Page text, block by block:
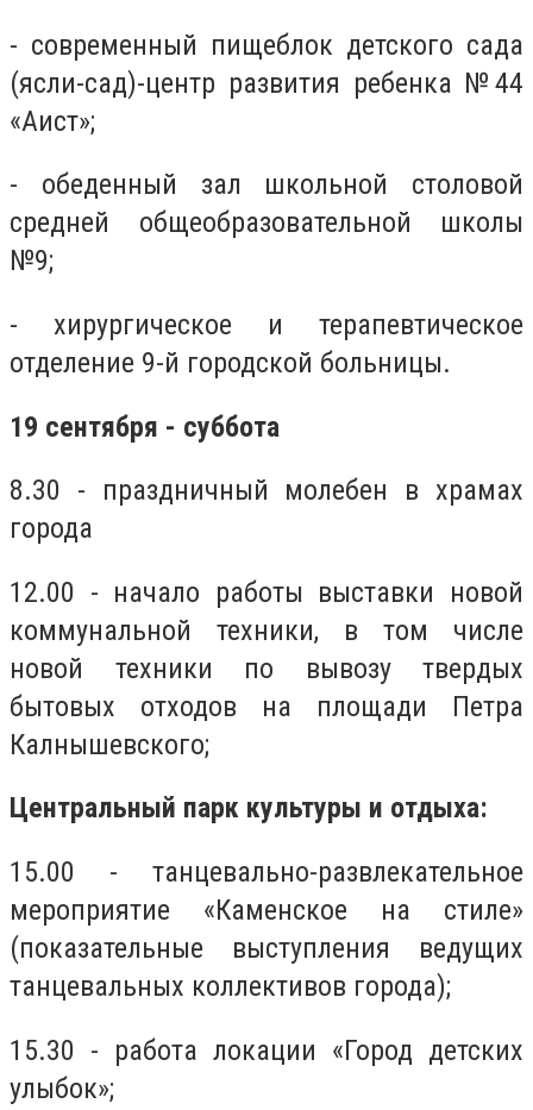
- современный пищеблок детского сада
(ясли-сад)-центр развития ребенка №44
«Аист»;
- обеденный зал школьной столовой
средней общеобразовательной школы
№9;
- хирургическое и терапевтическое
отделение 9-й городской больницы.
19 сентября - суббота
8.30 - праздничный молебен в храмах
города
12.00 - начало работы выставки новой
коммунальной техники, в том числе
новой техники по вывозу твердых
бытовых отходов на площади Петра
Калнышевского;
Центральный парк культуры и отдыха:
15.00 - танцевально-развлекательное
мероприятие «Каменское на стиле»
(показательные выступления ведущих
танцевальных коллективов города);
15.30 - работа локации «Город детских
улыбок»;